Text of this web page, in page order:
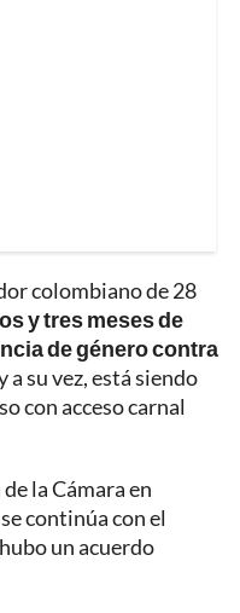
colombiano de 28
y tres meses de
de género contra
a su vez, está siendo
con acceso carnal
la Cámara en
continúa con el
un acuerdo